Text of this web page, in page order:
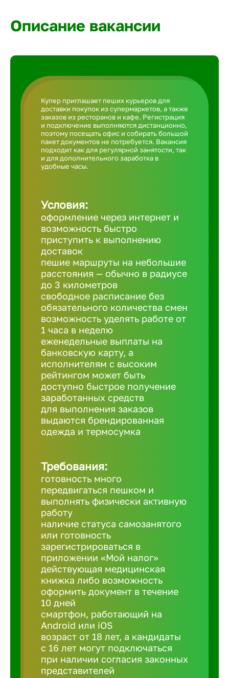
Ачинск
Белгород
Бийск
Описание вакансии
Купер приглашает пеших курьеров для
доставки покупок из супермаркетов, а также
заказов из ресторанов и кафе. Регистрация
и подключение выполняются дистанционно,
поэтому посещать офис и собирать большой
пакет документов не потребуется. Вакансия
подходит как для регулярной занятости, так
и для дополнительного заработка в
удобные часы.
Условия:
оформление через интернет и
возможность быстро
приступить к выполнению
доставок
пешие маршруты на небольшие
расстояния — обычно в радиусе
до 3 километров
свободное расписание без
обязательного количества смен
возможность уделять работе от
1 часа в неделю
еженедельные выплаты на
банковскую карту, а
исполнителям с высоким
рейтингом может быть
доступно быстрое получение
заработанных средств
для выполнения заказов
выдаются брендированная
одежда и термосумка
Требования:
готовность много
передвигаться пешком и
выполнять физически активную
работу
наличие статуса самозанятого
или готовность
зарегистрироваться в
приложении «Мой налог»
действующая медицинская
книжка либо возможность
оформить документ в течение
10 дней
смартфон, работающий на
Android или iOS
возраст от 18 лет, а кандидаты
с 16 лет могут подключаться
при наличии согласия законных
представителей